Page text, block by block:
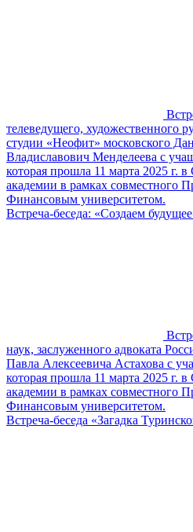
телеведущего, художественного
студии «Неофит» московского
Владиславович Менделеева с
которая прошла 11 марта 2025 г.
академии в рамках совместного
Финансовым университетом.
Встреча-беседа: «Создаем
наук, заслуженного адвоката
Павла Алексеевича Астахова с
которая прошла 11 марта 2025 г.
академии в рамках совместного
Финансовым университетом.
Встреча-беседа «Загадка